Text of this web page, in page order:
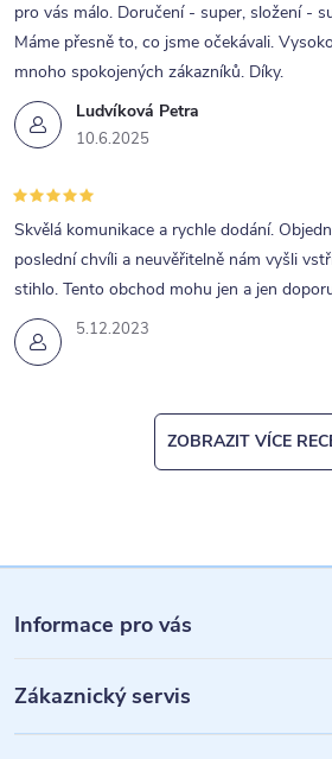
Ludvíková Petra
10.6.2025
pro vás málo. Doručení - super, složení -
Máme přesně to, co jsme očekávali.
mnoho spokojených zákazníků. Díky.
5.12.2023
Skvělá komunikace a rychle dodání.
poslední chvíli a neuvěřitelně nám vyšli
stihlo. Tento obchod mohu jen a jen
ZOBRAZIT VÍCE
á
p
a
Informace pro vás
Zákaznický servis